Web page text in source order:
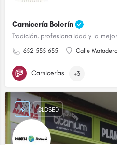
Carnicería Bolerín
Tradición, profesionalidad y la
652 555 655 Calle Matadero
Carnicerías +3
CLOSED